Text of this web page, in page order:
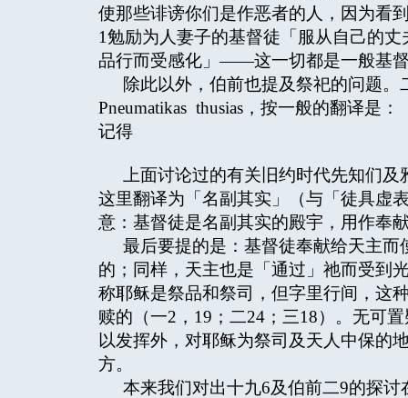
使那些诽谤你们是作恶者的人，因为看
1勉励为人妻子的基督徒「服从自己的
品行而受感化」——这一切都是一般基
除此以外，伯前也提及祭祀的问题
Pneumatikas thusias，按一般的翻译是
记得
上面讨论过的有关旧约时代先知们
这里翻译为「名副其实」（与「徒具虚
意：基督徒是名副其实的殿宇，用作奉
最后要提的是：基督徒奉献给天主
的；同样，天主也是「通过」祂而受到
称耶稣是祭品和祭司，但字里行间，这
赎的（一2，19；二24；三18）。无可
以发挥外，对耶稣为祭司及天人中保的
方。
本来我们对出十九6及伯前二9的探